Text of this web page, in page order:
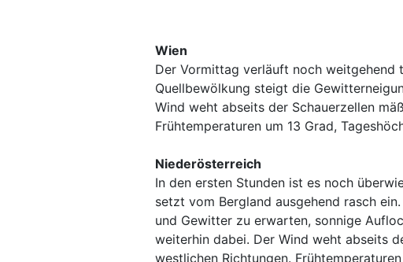
Wien
Der Vormittag verläuft noch weitgehend
Quellbewölkung steigt die
Wind weht abseits der Schauerzellen
Frühtemperaturen um 13 Grad,
Niederösterreich
In den ersten Stunden ist es noch
setzt vom Bergland ausgehend rasch
und Gewitter zu erwarten, sonnige
weiterhin dabei. Der Wind weht abseits
westlichen Richtungen.